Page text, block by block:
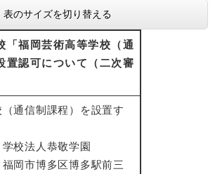
表のサイズを切り替える
福岡芸術高等学校（通
置認可について（二次審
通信制課程）を設置す
校法人恭敬学園
福岡市博多区博多駅前三